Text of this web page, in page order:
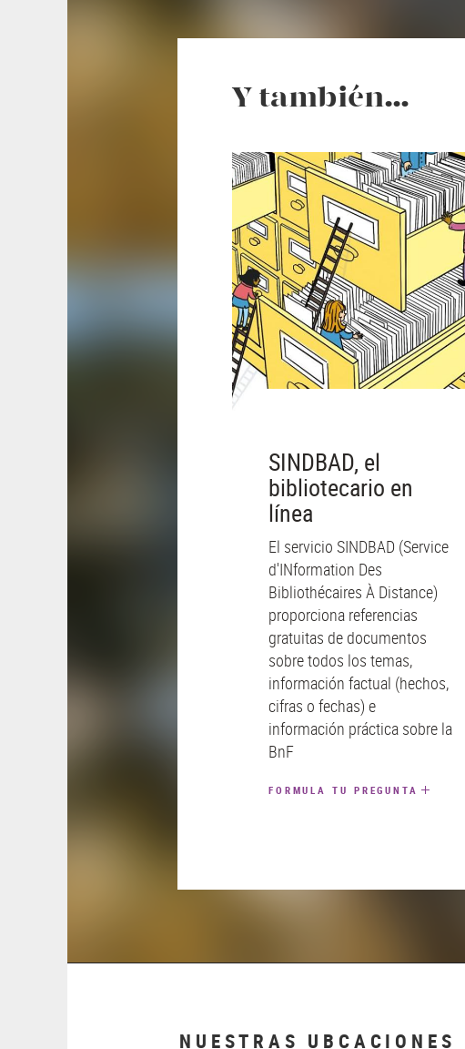
Y también…
SINDBAD, el
bibliotecario en
línea
El servicio SINDBAD (Service
d'INformation Des
Bibliothécaires À Distance)
proporciona referencias
gratuitas de documentos
sobre todos los temas,
información factual (hechos,
cifras o fechas) e
información práctica sobre la
BnF
FORMULA TU PREGUNTA
NUESTRAS UBCACIONES